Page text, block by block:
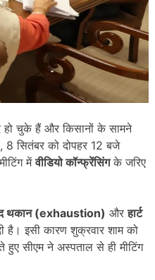
हो चुके हैं और किसानों के सामने
8 सितंबर को दोपहर 12 बजे
मेंवीडियो कॉन्फ्रेंसिंगके जरिए
थकान (exhaustion) औरहार्ट
है। इसी कारण शुक्रवार शाम को
हुए सीएम ने अस्पताल से ही मीटिंग